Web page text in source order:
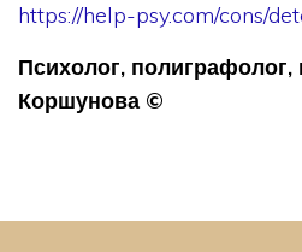
https://help-psy.com/cons/
Психолог, полиграфолог,
Коршунова ©